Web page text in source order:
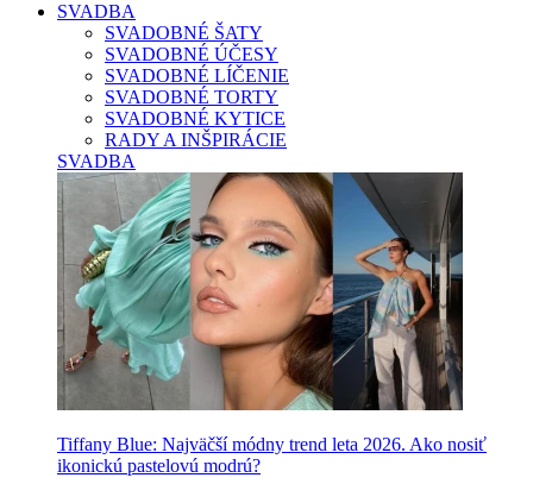
SVADBA
SVADOBNÉ ŠATY
SVADOBNÉ ÚČESY
SVADOBNÉ LÍČENIE
SVADOBNÉ TORTY
SVADOBNÉ KYTICE
RADY A INŠPIRÁCIE
SVADBA
Tiffany Blue: Najväčší módny trend leta 2026. Ako nosiť
ikonickú pastelovú modrú?